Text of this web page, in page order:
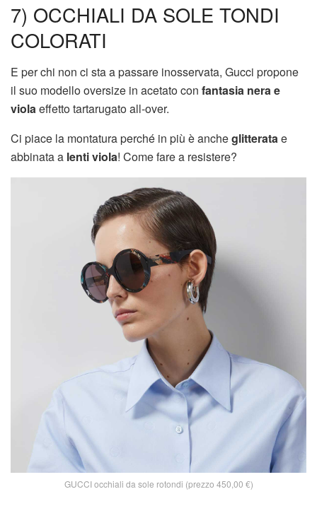
7) OCCHIALI DA SOLE TONDI
COLORATI
E per chi non ci sta a passare inosservata, Gucci propone
il suo modello oversize in acetato con fantasia nera e
violaeffetto tartarugato all-over.
Ci piace la montatura perché in più è ancheglitteratae
abbinata a lenti viola! Come fare a resistere?
GUCCI occhiali da sole rotondi (prezzo 450,00 €)